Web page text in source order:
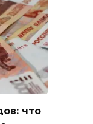
что